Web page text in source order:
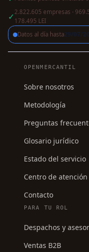
✓2.822.605 empresas ·
178.495 LEI
Datos al día hasta29/07/
Navegación
OPENMERCANTIL
Sobre nosotros
Metodología
Preguntas
Glosario jurídico
Estado del servicio
Centro de atención
Contacto
PARA TU ROL
Despachos y
Ventas B2B